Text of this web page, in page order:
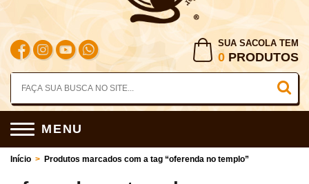
SUA SACOLA TEM
0 PRODUTOS
MENU
Início > Produtos marcados com a tag “oferenda no templo”